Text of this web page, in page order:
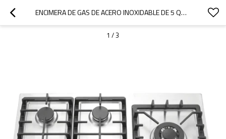
ENCIMERA DE GAS DE ACERO INOXIDABLE DE 5 QUEMADORES|MGBS-875F|36 PULGADAS
1 /3